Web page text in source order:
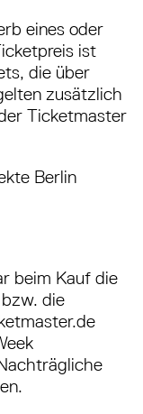
eines o­der
ist
die über
zusätzlich
Ticketmaster
Berlin
beim Kauf die
die